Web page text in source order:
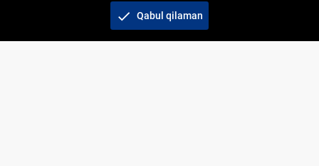
tashkil etish" AJ. Barcha huquqlar himoyalangan
check Qabul qilaman